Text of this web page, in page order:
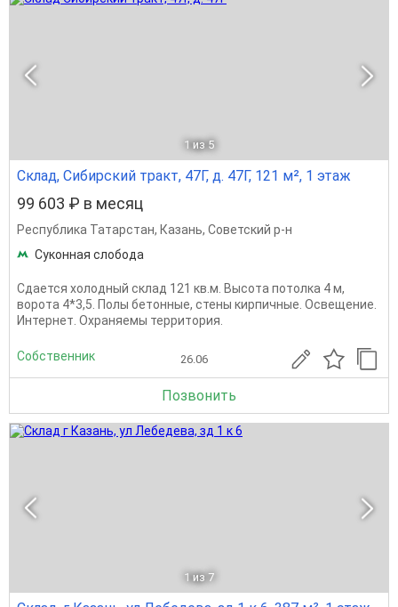
1 из 5
Склад, Сибирский тракт, 47Г, д. 47Г, 121 м², 1 этаж
99 603 ₽ в месяц
Республика Татарстан, Казань, Советский р-н
Суконная слобода
Сдается холодный склад 121 кв.м. Высота потолка 4 м,
ворота 4*3,5. Полы бетонные, стены кирпичные. Освещение.
Интернет. Охраняемы территория.
Собственник 26.06
Позвонить
1 из 7